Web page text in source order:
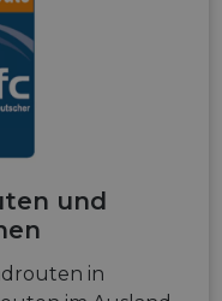
und
in